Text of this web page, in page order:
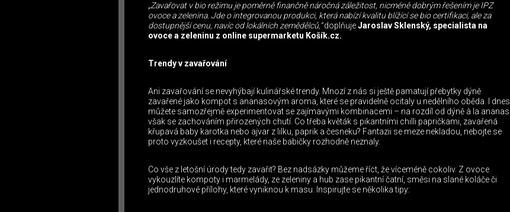
„Zavařovat v bio režimu je poměrně finančně náročná záležitost, nicméně dobrým řešením je IPZ
ovoce a zelenina. Jde o integrovanou produkci, která nabízí kvalitu blížící se bio certifikaci, ale za
dostupnější cenu, navíc od lokálních zemědělců,“doplňujeJaroslav Sklenský, specialista na
ovoce a zeleninu z online supermarketu Košík.cz.
Trendy v zavařování
Ani zavařování se nevyhýbají kulinářské trendy. Mnozí z nás si ještě pamatují přebytky dýně
zavařené jako kompot s ananasovým aroma, které se pravidelně ocitaly u nedělního oběda. I dnes
můžete samozřejmě experimentovat se zajímavými kombinacemi – na rozdíl od dýně à la ananas
však se zachováním přirozených chutí. Co třeba květák s pikantními chilli papričkami, zavařená
křupavá baby karotka nebo ajvar z lilku, paprik a česneku? Fantazii se meze nekladou, nebojte se
proto vyzkoušet i recepty, které naše babičky rozhodně neznaly.
Co vše z letošní úrody tedy zavařit? Bez nadsázky můžeme říct, že víceméně cokoliv. Z ovoce
vykouzlíte kompoty i marmelády, ze zeleniny a hub zase pikantní čatní, směsi na slané koláče či
jednodruhové přílohy, které vyniknou k masu. Inspirujte se několika tipy: